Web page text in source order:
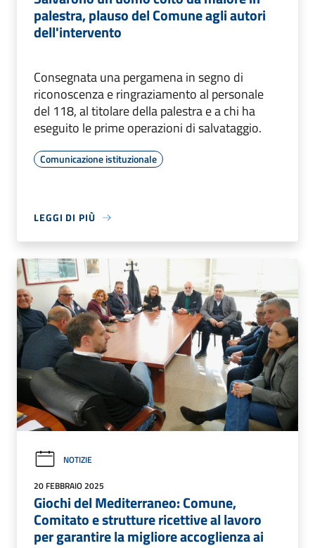
palestra, plauso del Comune agli autori
dell'intervento
Consegnata una pergamena in segno di
riconoscenza e ringraziamento al personale
del 118, al titolare della palestra e a chi ha
eseguito le prime operazioni di salvataggio.
Comunicazione istituzionale
LEGGI DI PIÙ
NOTIZIE
20 FEBBRAIO 2025
Giochi del Mediterraneo: Comune,
Comitato e strutture ricettive al lavoro
per garantire la migliore accoglienza ai